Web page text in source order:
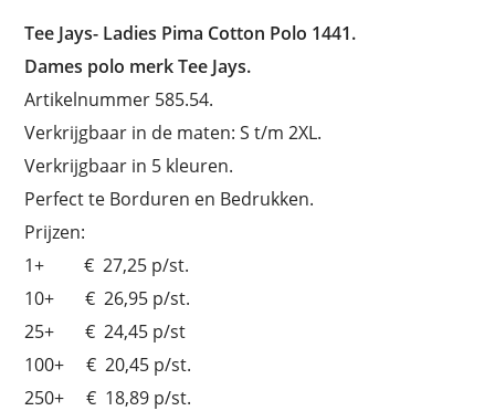
Tee Jays- Ladies Pima Cotton Polo 1441.
Dames polo merk Tee Jays.
Artikelnummer 585.54.
Verkrijgbaar in de maten: S t/m 2XL.
Verkrijgbaar in 5 kleuren.
Perfect te Borduren en Bedrukken.
Prijzen:
1+ € 27,25 p/st.
10+ € 26,95 p/st.
25+ € 24,45 p/st
100+ € 20,45 p/st.
250+ € 18,89 p/st.